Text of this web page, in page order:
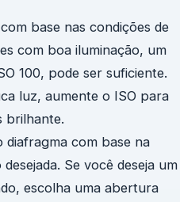
base nas condições de
com boa iluminação, um
100, pode ser suficiente.
luz, aumente o ISO para
brilhante.
diafragma com base na
Se você deseja um
escolha uma abertura